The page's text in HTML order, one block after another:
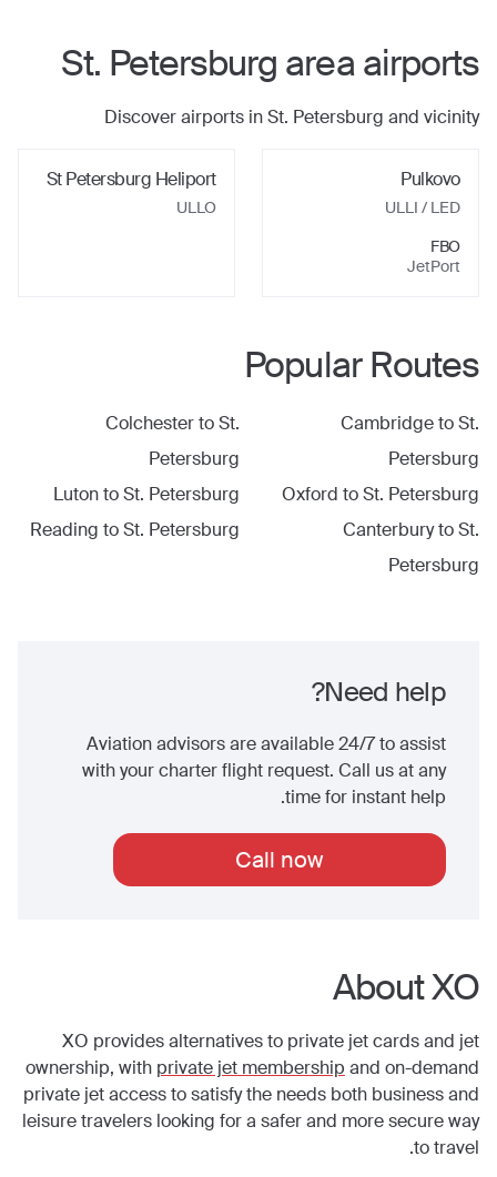
St. Petersburg area airports
Discover airports inSt. Petersburg and vicinity
Pulkovo
ULLI / LED
FBO
JetPort
St Petersburg Heliport
ULLO
Popular Routes
CambridgetoSt.
Petersburg
Oxford toSt. Petersburg
CanterburytoSt.
Petersburg
ColchestertoSt.
Petersburg
LutontoSt. Petersburg
Reading toSt. Petersburg
Need help?
Aviation advisors are available 24/7 to assist
with your charter flight request. Call us at any
time for instant help.
Call now
About XO
XO provides alternatives to private jet cards and jet
ownership, with private jet membership and on-demand
private jet access to satisfy the needs both business and
leisure travelers looking for a safer and more secure way
to travel.